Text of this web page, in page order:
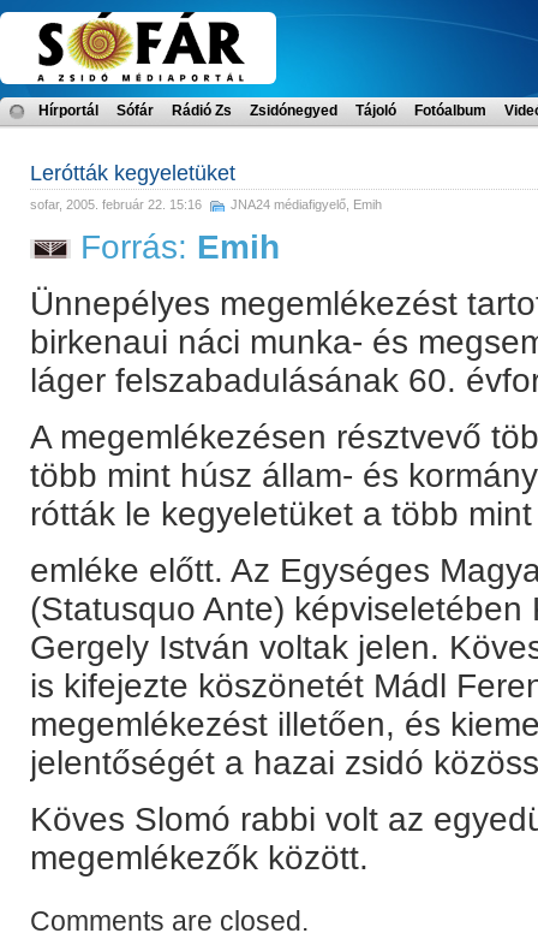
Hírportál Sófár Rádió Zs Zsidónegyed Tájoló Fotóalbum
Lerótták kegyeletüket
sofar, 2005. február 22. 15:16 JNA24 médiafigyelő Emih
Forrás: Emih
Ünnepélyes megemlékezést
birkenaui náci munka- és
láger felszabadulásának 60.
A megemlékezésen résztvevő
több mint húsz állam- és
rótták le kegyeletüket a több
emléke előtt. Az Egységes
(Statusquo Ante) képviseletében
Gergely István voltak jelen.
is kifejezte köszönetét Mádl
megemlékezést illetően, és
jelentőségét a hazai zsidó
Köves Slomó rabbi volt az
megemlékezők között.
Comments are closed.